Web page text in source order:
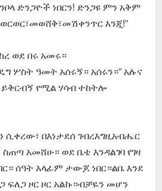
ድንጋዮች ነበርን! ድንጋዩ ምን አቅም
እንጂ!”
ወደ በሩ አመሩ።
ሦስት ዓመት አሰሩኝ። አሰሩን።” አሉና
የሚል ሃሳብ ተከትሎ
ሲቀረው፣ በእነታደሰ ገብረእግዚአብሔር
አመሸሁ። ወደ ቤቴ እንዳልገባ የገዛ
ሰዓት እላፊም ታውጆ ነበር።ልቤ እንደ
ዞር ዞር አልኩ።ብቻዬን መሆን